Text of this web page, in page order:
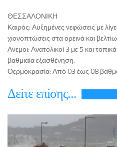
ΘΕΣΣΑΛΟΝΙΚΗ
Καιρός: Αυξημένες νεφώσεις με
χιονοπτώσεις στα ορεινά και
Ανεμοι: Ανατολικοί 3 με 5 και
βαθμιαία εξασθένηση.
Θερμοκρασία: Από 03 έως 08
Δεiτε επiσης...